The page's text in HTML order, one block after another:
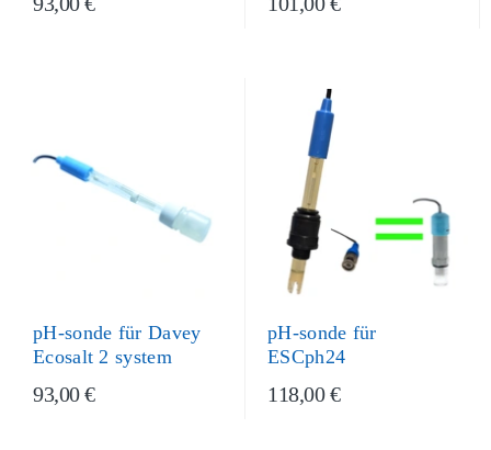
pH-sonde für Davey
Ecosalt 2 system
93,00 €
pH-sonde für
ESCph24
118,00 €